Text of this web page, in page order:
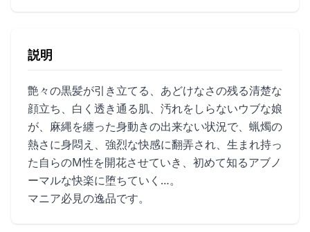
説明
艶々の黒髪が引き立てる、あどけなさの残る清楚な
顔立ち、白く透き通る肌、汚れをしらないウブな娘
が、麻縄を纏った身動きの出来ない状況で、蝋燭の
熱さに身悶え、強烈な快感に翻弄され、生まれ持っ
た自らのM性を開花させていき、初めて知るアブノ
ーマルな快楽に堕ちていく…。
マニア必見の逸品です。